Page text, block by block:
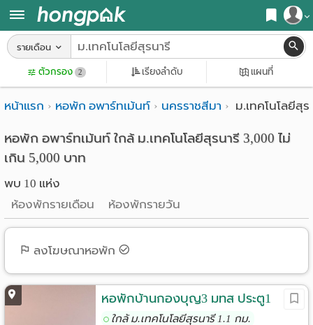
สมัครสมาชิก
เข้าสู่ระบบ
หน้า
แรก
ค้นหา
หอพัก ใกล้ฉัน
ค้นจากสถานีรถไฟฟ้า
ค้นจากสถานศึกษา
ค้นจากแผนที่
อ
พาร์
เม้น
ห้อง
พัก
รายเดือน
ตัวกรอง 2 เรียงลำดับ แผนที่
หน้าแรก หอพัก อพาร์ทเม้นท์ นครราชสีมา ม.เทคโนโลยีสุร
หอพัก อพาร์ทเม้นท์ ใกล้ ม.เทคโนโลยีสุรนารี 3,000 ไม่
เกิน 5,000 บาท
พบ 10 แห่ง
ห้องพักรายเดือน
ห้องพักรายวัน
ลงโฆษณาหอพัก
หอพักบ้านกองบุญ3 มทส ประตู1
ใกล้ ม.เทคโนโลยีสุรนารี 1.1 กม.